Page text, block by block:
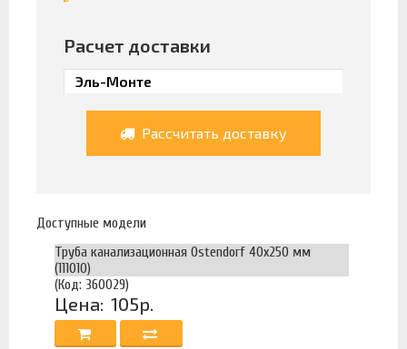
Расчет доставки
Рассчитать доставку
Доступные модели
Труба канализационная Ostendorf 40х250 мм
(111010)
(Код: 360029)
Цена: 105р.